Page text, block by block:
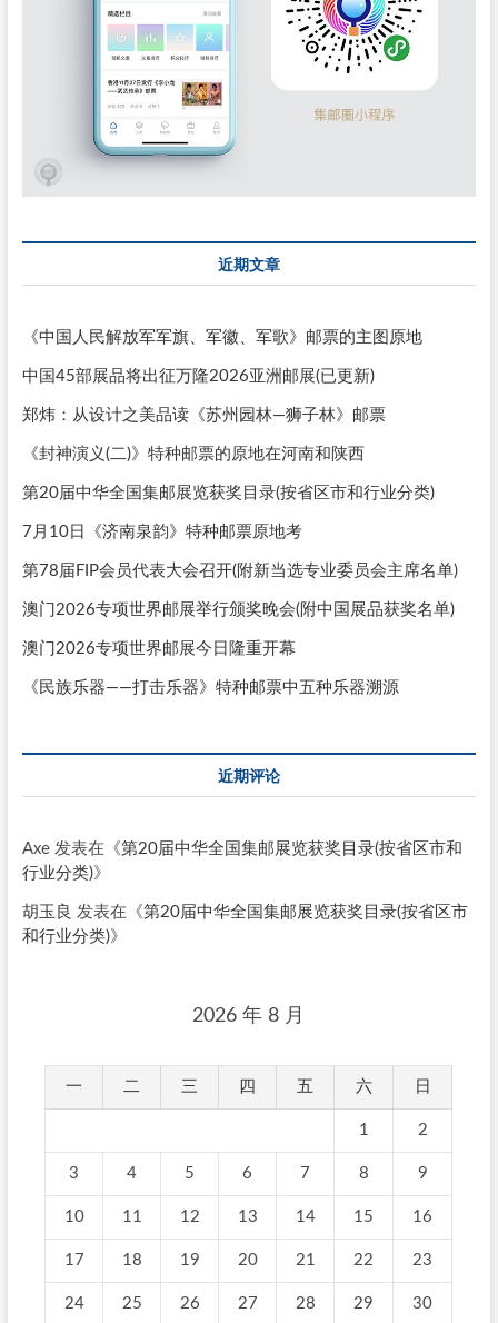
近期文章
《中国人民解放军军旗、军徽、军歌》邮票的主图原地
中国45部展品将出征万隆2026亚洲邮展(已更新)
郑炜：从设计之美品读《苏州园林—狮子林》邮票
《封神演义(二)》特种邮票的原地在河南和陕西
第20届中华全国集邮展览获奖目录(按省区市和行业分类)
7月10日《济南泉韵》特种邮票原地考
第78届FIP会员代表大会召开(附新当选专业委员会主席名单)
澳门2026专项世界邮展举行颁奖晚会(附中国展品获奖名单)
澳门2026专项世界邮展今日隆重开幕
《民族乐器——打击乐器》特种邮票中五种乐器溯源
近期评论
Axe发表在《第20届中华全国集邮展览获奖目录(按省区市和
行业分类)》
胡玉良 发表在《第20届中华全国集邮展览获奖目录(按省区市
和行业分类)》
2026 年 8 月
一 二 三 四 五 六 日
1 2
3 4 5 6 7 8 9
10 11 12 13 14 15 16
17 18 19 20 21 22 23
24 25 26 27 28 29 30